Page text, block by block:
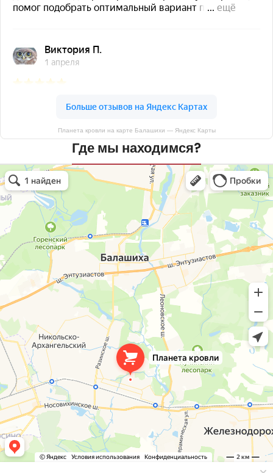
Планета кровли на карте Балашихи — Яндекс Карты
Где мы находимся?
Планета кровли
Кровля и кровельные материалы в Балашихе
Окна в Балашихе